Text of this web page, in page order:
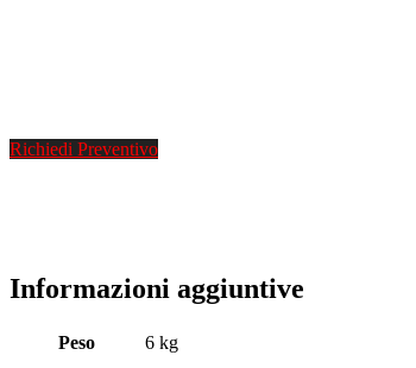
Richiedi Preventivo
Informazioni aggiuntive
Peso 6 kg